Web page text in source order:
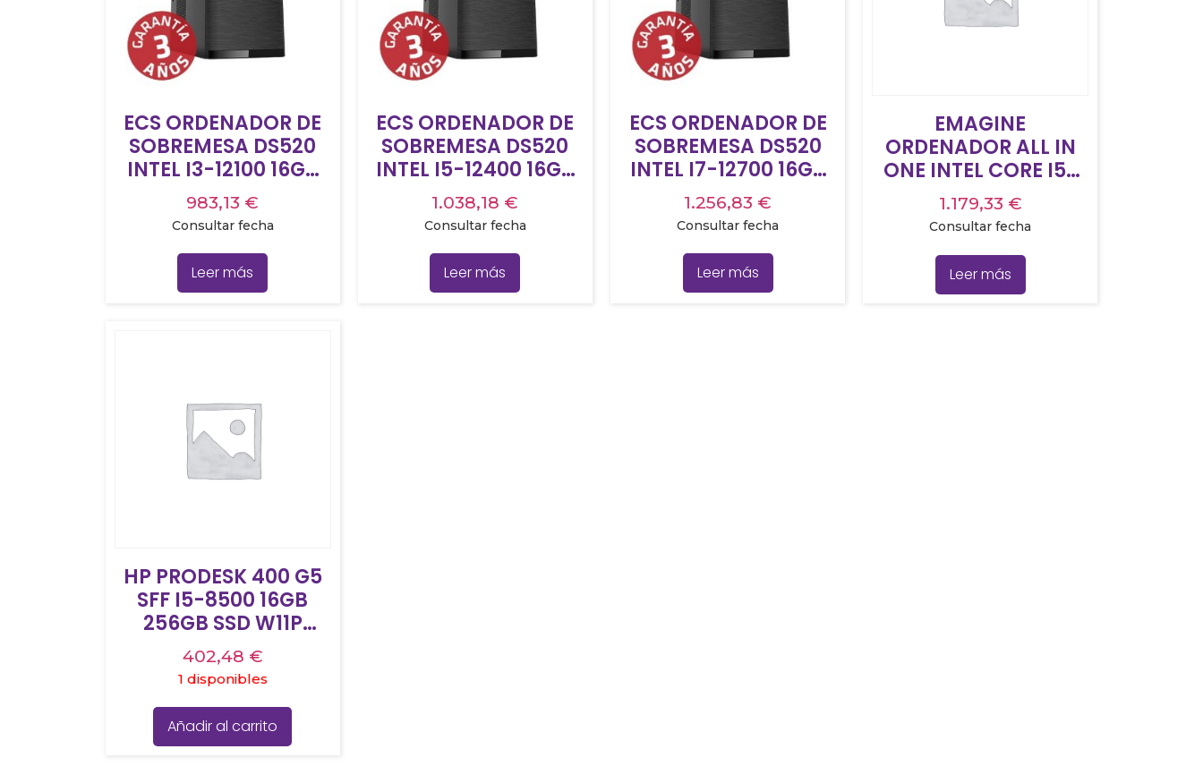
ECS ORDENADOR DE
SOBREMESA DS520
INTEL I3-12100 16GB
WINDOWS 11PRO 3
AÑOS DE GARANTÍA
LABORATORIO
983,13 €
Consultar fecha
Leer más
ECS ORDENADOR DE
SOBREMESA DS520
INTEL I5-12400 16GB
WINDOWS 11PRO 3
AÑOS DE GARANTÍA
LABORATORIO
1.038,18 €
Consultar fecha
Leer más
ECS ORDENADOR DE
SOBREMESA DS520
INTEL I7-12700 16GB
WINDOWS 11PRO 3
AÑOS DE GARANTÍA
LABORATORIO
1.256,83 €
Consultar fecha
Leer más
EMAGINE
ORDENADOR ALL IN
ONE INTEL CORE I5-
12400 23,8″ 16GB
500GB SSD NVME
BAJO PEDIDO
1.179,33 €
Consultar fecha
Leer más
HP PRODESK 400 G5
SFF I5-8500 16GB
256GB SSD W11P
GRADO A
REACONDICIONADO
402,48 €
1 disponibles
Añadir al carrito